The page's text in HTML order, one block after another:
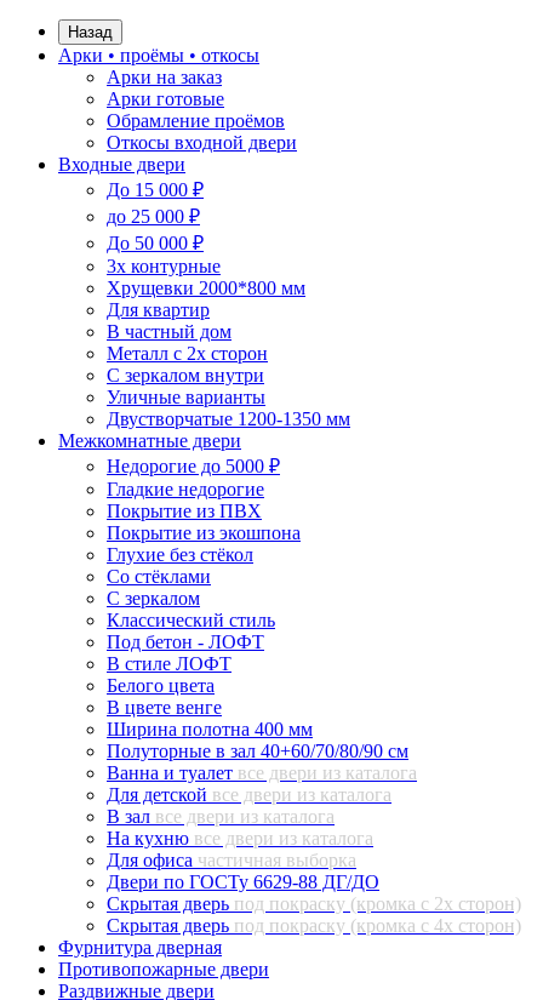
Назад
Арки • проёмы • откосы
Арки на заказ
Арки готовые
Обрамление проёмов
Откосы входной двери
Входные двери
До 15 000 ₽
до 25 000 ₽
До 50 000 ₽
3х контурные
Хрущевки 2000*800 мм
Для квартир
В частный дом
Металл с 2х сторон
С зеркалом внутри
Уличные варианты
Двустворчатые 1200-1350 мм
Межкомнатные двери
Недорогие до 5000 ₽
Гладкие недорогие
Покрытие из ПВХ
Покрытие из экошпона
Глухие без стёкол
Со стёклами
С зеркалом
Классический стиль
Под бетон - ЛОФТ
В стиле ЛОФТ
Белого цвета
В цвете венге
Ширина полотна 400 мм
Полуторные в зал 40+60/70/80/90 см
Ванна и туалет все двери из каталога
Для детской все двери из каталога
В зал все двери из каталога
На кухню все двери из каталога
Для офиса частичная выборка
Двери по ГОСТу 6629-88 ДГ/ДО
Скрытая дверь под покраску (кромка с 2х сторон)
Скрытая дверь под покраску (кромка с 4х сторон)
Фурнитура дверная
Противопожарные двери
Раздвижные двери